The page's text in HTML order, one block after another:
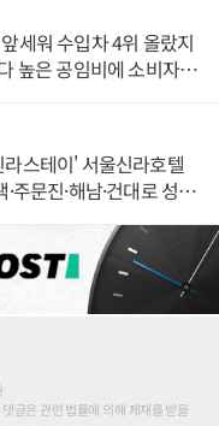
세워 수입차 4위 올랐지
높은 공임비에 소비자
스테이' 서울신라호텔
주문진·해남·건대로 성
글은 관련 법률에 의해 제재를 받을